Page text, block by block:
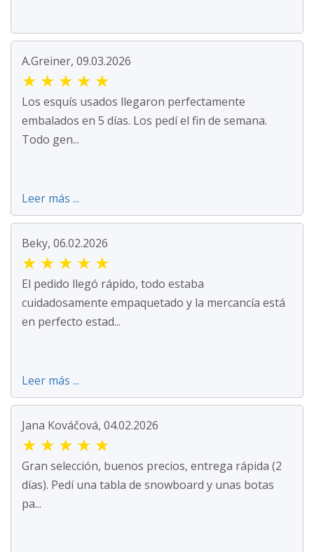
A.Greiner, 09.03.2026
★ ★ ★ ★ ★
Los esquís usados llegaron perfectamente
embalados en 5 días. Los pedí el fin de semana.
Todo gen...
Leer más ...
Beky, 06.02.2026
★ ★ ★ ★ ★
El pedido llegó rápido, todo estaba
cuidadosamente empaquetado y la mercancía está
en perfecto estad...
Leer más ...
Jana Kováčová, 04.02.2026
★ ★ ★ ★ ★
Gran selección, buenos precios, entrega rápida (2
días). Pedí una tabla de snowboard y unas botas
pa...